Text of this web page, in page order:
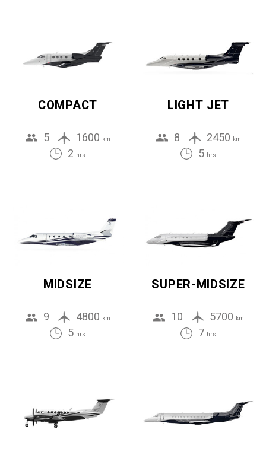
COMPACT
5 1600 km
2 hrs
LIGHT JET
8 2450 km
5 hrs
MIDSIZE
9 4800 km
5 hrs
SUPER-MIDSIZE
10 5700 km
7 hrs